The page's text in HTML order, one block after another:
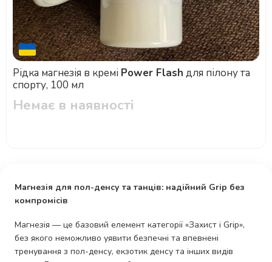
Рідка магнезія в кремі Power Flash для пілону та
спорту, 100 мл
Немає в наявності
Магнезія для пол-денсу та танців: надійний Grip без
компромісів
Магнезія — це базовий елемент категорії «Захист і Grip»,
без якого неможливо уявити безпечні та впевнені
тренування з пол-денсу, екзотик денсу та інших видів